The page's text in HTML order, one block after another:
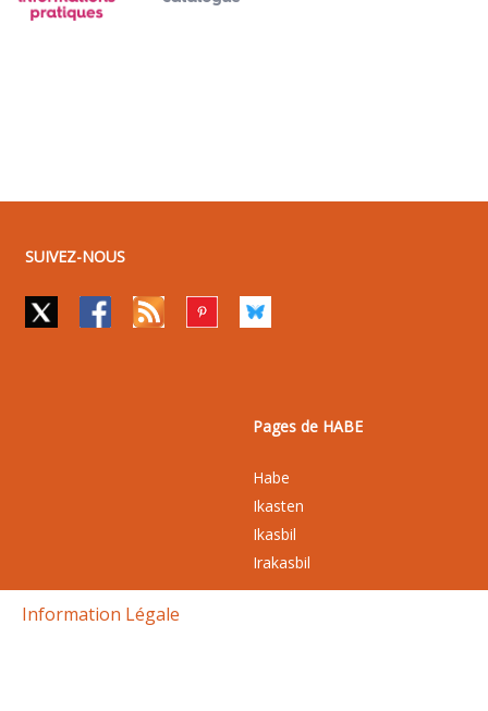
SUIVEZ-NOUS
Pages de HABE
Habe
Ikasten
Ikasbil
Irakasbil
Information Légale